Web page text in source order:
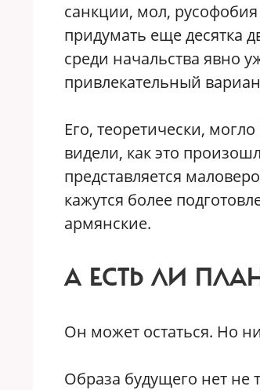
санкции, мол,
придумать еще десятка
среди начальства явно
привлекательный
Его, теоретически,
видели, как это
представляется
кажутся более
армянские.
А ЕСТЬ ЛИ
Он может остаться. Но
Образа будущего нет не